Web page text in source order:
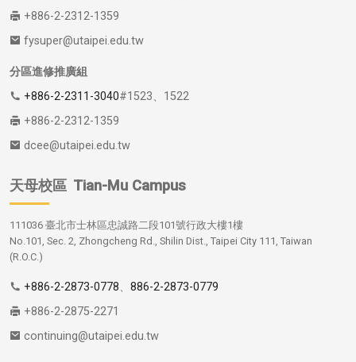
+886-2-2312-1359
fysuper@utaipei.edu.tw
分區進修推廣組
+886-2-2311-3040#1523、1522
+886-2-2312-1359
dcee@utaipei.edu.tw
天母校區 Tian-Mu Campus
111036 臺北市士林區忠誠路二段101號行政大樓1樓
No.101, Sec. 2, Zhongcheng Rd., Shilin Dist., Taipei City 111, Taiwan
(R.O.C.)
+886-2-2873-0778、 886-2-2873-0779
+886-2-2875-2271
continuing@utaipei.edu.tw